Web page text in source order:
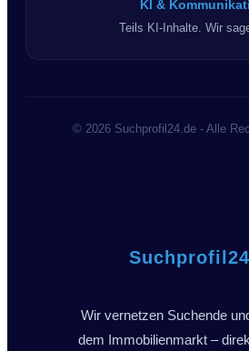
KI &
Teils KI-Inhalte. Wir
© 2026 Suchprofil24.de - Alle
Wir vernetzen Suchende
dem Immobilienmarkt –